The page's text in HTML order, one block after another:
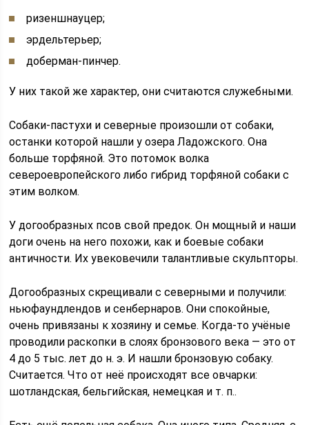
ризеншнауцер;
эрдельтерьер;
доберман-пинчер.
У них такой же характер, они считаются служебными.
Собаки-пастухи и северные произошли от собаки,
останки которой нашли у озера Ладожского. Она
больше торфяной. Это потомок волка
североевропейского либо гибрид торфяной собаки с
этим волком.
У догообразных псов свой предок. Он мощный и наши
доги очень на него похожи, как и боевые собаки
античности. Их увековечили талантливые скульпторы.
Догообразных скрещивали с северными и получили:
ньюфаундлендов и сенбернаров. Они спокойные,
очень привязаны к хозяину и семье. Когда-то учёные
проводили раскопки в слоях бронзового века — это от
4 до 5 тыс. лет до н. э. И нашли бронзовую собаку.
Считается. Что от неё происходят все овчарки:
шотландская, бельгийская, немецкая и т. п..